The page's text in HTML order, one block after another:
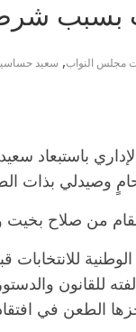
بسبب
مجلس النواب, سعيد
باستبعاد
وصيدلي
بخيت وهاني سامح،
الوطنية
للقانون
الطعن في